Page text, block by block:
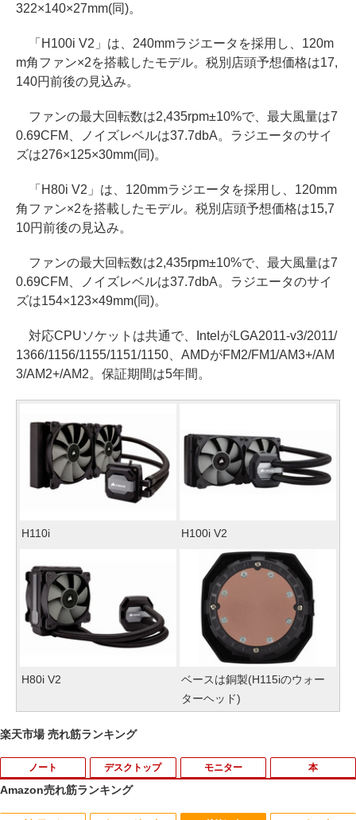
322×140×27mm(同)。
「H100i V2」は、240mmラジエータを採用し、120m
m角ファン×2を搭載したモデル。税別店頭予想価格は17,
140円前後の見込み。
ファンの最大回転数は2,435rpm±10%で、最大風量は7
0.69CFM、ノイズレベルは37.7dbA。ラジエータのサイ
ズは276×125×30mm(同)。
「H80i V2」は、120mmラジエータを採用し、120mm
角ファン×2を搭載したモデル。税別店頭予想価格は15,7
10円前後の見込み。
ファンの最大回転数は2,435rpm±10%で、最大風量は7
0.69CFM、ノイズレベルは37.7dbA。ラジエータのサイ
ズは154×123×49mm(同)。
対応CPUソケットは共通で、IntelがLGA2011-v3/2011/
1366/1156/1155/1151/1150、AMDがFM2/FM1/AM3+/AM
3/AM2+/AM2。保証期間は5年間。
H110i H100i V2
H80i V2
ベースは銅製(H115iのウォー
ターヘッド)
楽天市場 売れ筋ランキング
ノート デスクトップ モニター 本
Amazon売れ筋ランキング